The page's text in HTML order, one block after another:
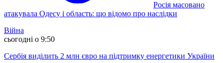
Росія масовано
атакувала Одесу і область: що відомо про наслідки
Війна
сьогодні о 9:50
Сербія виділить 2 млн євро на підтримку енергетики України